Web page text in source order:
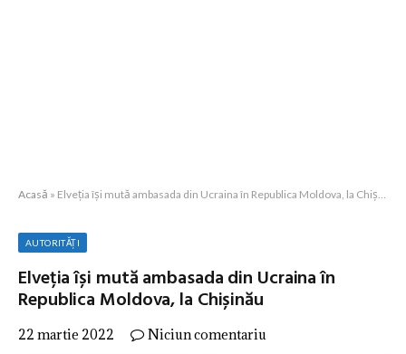
Acasă » Elveția își mută ambasada din Ucraina în Republica Moldova, la Chișinău
AUTORITĂȚI
Elveția își mută ambasada din Ucraina în
Republica Moldova, la Chișinău
22 martie 2022 Niciun comentariu